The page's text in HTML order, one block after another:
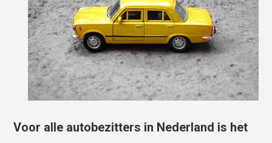
Voor alle autobezitters in Nederland is het